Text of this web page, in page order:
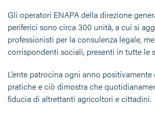
Gli operatori ENAPA della direzione
periferici sono circa 300 unità, a cui si
professionisti per la consulenza legale,
corrispondenti sociali, presenti in tutte le
L’ente patrocina ogni anno
pratiche e ciò dimostra che
fiducia di altrettanti agricoltori e cittadini.